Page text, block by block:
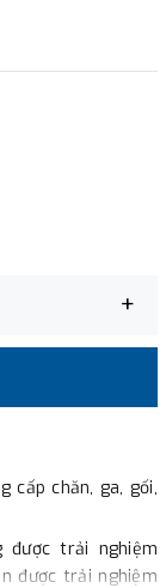
+
cấp chăn, ga, gối,
được trải nghiệm
được trải nghiệm